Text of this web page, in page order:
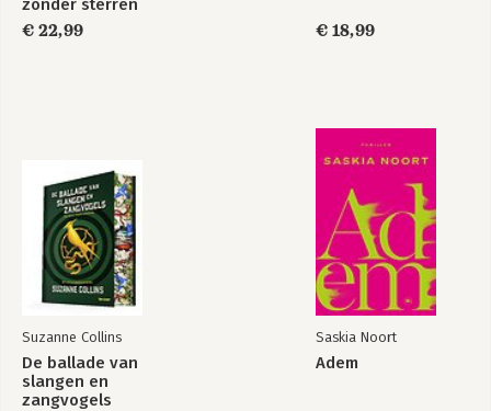
zonder sterren
€ 22,99
€ 18,99
Suzanne Collins
De ballade van
slangen en
zangvogels
Saskia Noort
Adem